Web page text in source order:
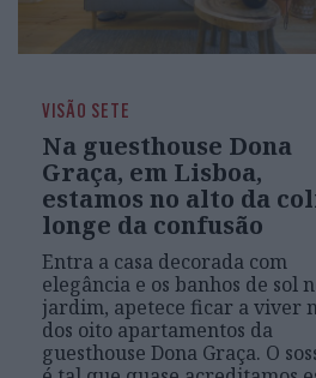
VISÃO SETE
Na guesthouse Dona
Graça, em Lisboa,
estamos no alto da
longe da confusão
Entra a casa decorada com
elegância e os banhos de sol
jardim, apetece ficar a viver
dos oito apartamentos da
guesthouse Dona Graça. O